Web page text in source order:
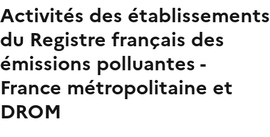
Activités des établissements
du Registre français des
émissions polluantes -
France métropolitaine et
DROM